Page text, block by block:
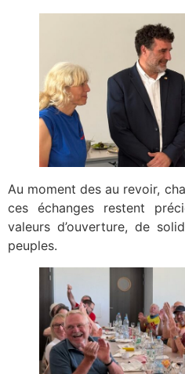
Au moment des au revoir,
ces échanges restent
valeurs d’ouverture, de
peuples.